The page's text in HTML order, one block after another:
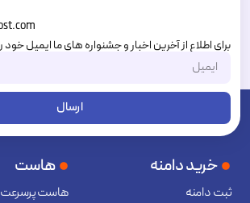
برای اطلاع از آخرین اخبار و جشنواره های ما ایمیل خود
ارسال
خرید دامنه
ثبت دامنه
هاست
هاست پرسرعت